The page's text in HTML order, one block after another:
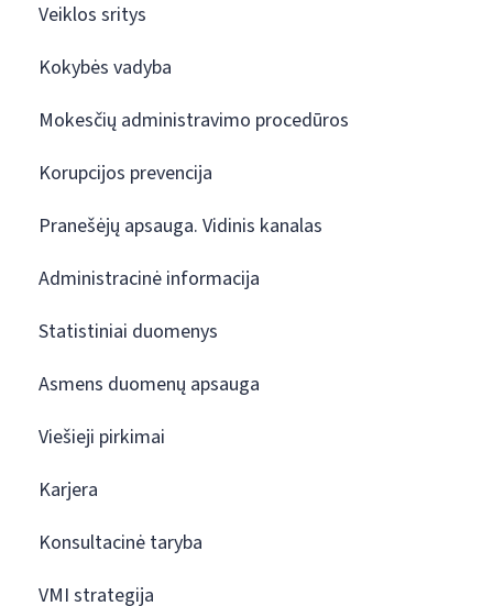
Veiklos sritys
Kokybės vadyba
Mokesčių administravimo procedūros
Korupcijos prevencija
Pranešėjų apsauga. Vidinis kanalas
Administracinė informacija
Statistiniai duomenys
Asmens duomenų apsauga
Viešieji pirkimai
Karjera
Konsultacinė taryba
VMI strategija